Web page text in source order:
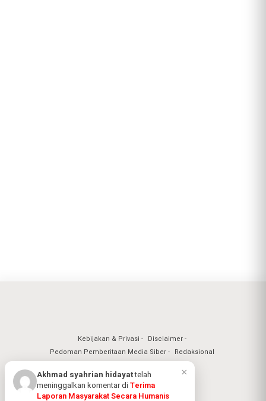
Kebijakan & Privasi
Disclaimer
Pedoman Pemberitaan Media Siber
Redaksional
×
Akhmad syahrian hidayattelah
meninggalkan komentar diTerima
Laporan Masyarakat Secara Humanis